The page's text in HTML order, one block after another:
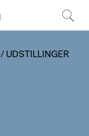
/ UDSTILLINGER